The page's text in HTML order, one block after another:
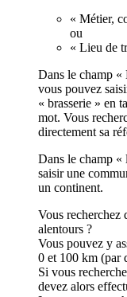
« Métier,
ou
« Lieu de
Dans le champ «
vous pouvez
« brasserie » en
mot. Vous
directement sa
Dans le champ «
saisir une
un continent.
Vous recherchez
alentours ?
Vous pouvez y
0 et 100 km (par
Si vous
devez alors